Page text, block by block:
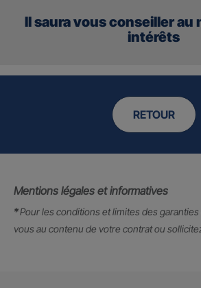
Il saura vous conseiller au
intérêts
RETOUR
Mentions légales et informatives
*Pour les conditions et limites des
vous au contenu de votre contrat ou